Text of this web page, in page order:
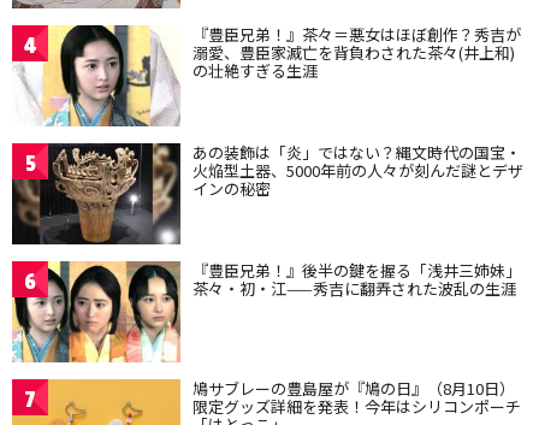
4 『豊臣兄弟！』茶々＝悪女はほぼ創作？秀吉が
溺愛、豊臣家滅亡を背負わされた茶々(井上和)
の壮絶すぎる生涯
5 あの装飾は「炎」ではない？縄文時代の国宝・
火焔型土器、5000年前の人々が刻んだ謎とデザ
インの秘密
6 『豊臣兄弟！』後半の鍵を握る「浅井三姉妹」
茶々・初・江——秀吉に翻弄された波乱の生涯
7 鳩サブレーの豊島屋が『鳩の日』（8月10日）
限定グッズ詳細を発表！今年はシリコンポーチ